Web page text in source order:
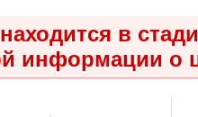
в
информации о